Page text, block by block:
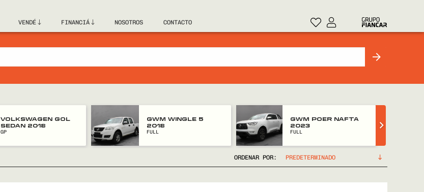
VENDÉ FINANCIÁ NOSOTROS CONTACTO
VOLKSWAGEN GOL
SEDAN 2018
GP
GWM WINGLE 5
2018
FULL
GWM POER NAFTA
2023
FULL
ORDENAR POR: